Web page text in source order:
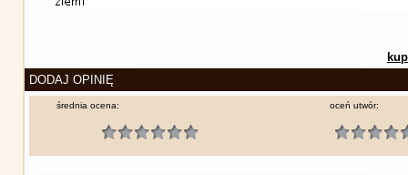
DODAJ OPINIĘ
średnia ocena: oceń utwór: